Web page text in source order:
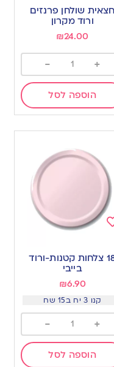
חצאית שולחן פרנזים
ורוד מקרון
₪24.00
+
-
הוספה לסל
18 צלחות קטנות-ורוד
בייבי
₪6.90
קנו 3 יח ב15 שח
+
-
הוספה לסל